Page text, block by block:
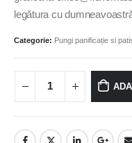
legătura cu
Categorie: Pungi panificație si